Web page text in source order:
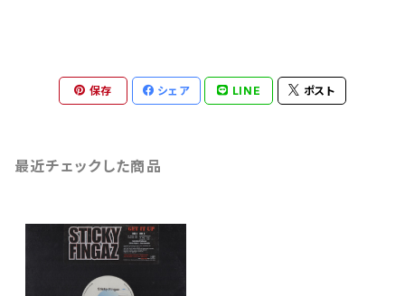
保存 シェア LINE ポスト
最近チェックした商品